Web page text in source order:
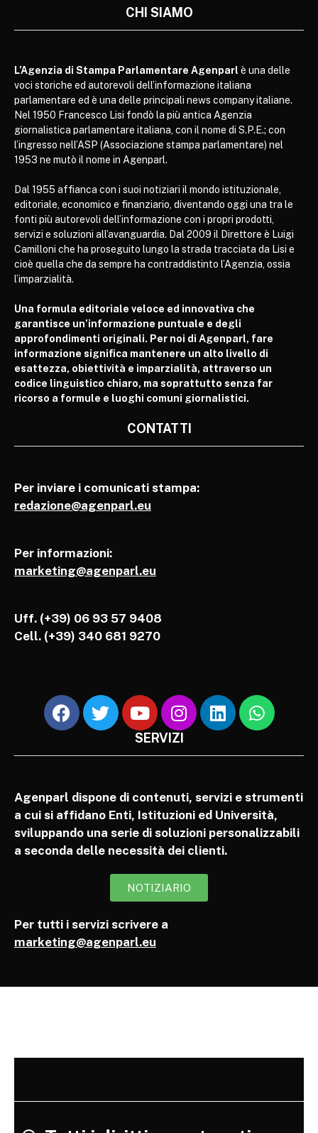
CHI SIAMO
L’Agenzia di Stampa Parlamentare Agenparl è una delle
voci storiche ed autorevoli dell’informazione italiana
parlamentare ed è una delle principali news company italiane.
Nel 1950 Francesco Lisi fondò la più antica Agenzia
giornalistica parlamentare italiana, con il nome di S.P.E.; con
l’ingresso nell’ASP (Associazione stampa parlamentare) nel
1953 ne mutò il nome in Agenparl.
Dal 1955 affianca con i suoi notiziari il mondo istituzionale,
editoriale, economico e finanziario, diventando oggi una tra le
fonti più autorevoli dell’informazione con i propri prodotti,
servizi e soluzioni all’avanguardia. Dal 2009 il Direttore è Luigi
Camilloni che ha proseguito lungo la strada tracciata da Lisi e
cioè quella che da sempre ha contraddistinto l’Agenzia, ossia
l’imparzialità.
Una formula editoriale veloce ed innovativa che
garantisce un’informazione puntuale e degli
approfondimenti originali. Per noi di Agenparl, fare
informazione significa mantenere un alto livello di
esattezza, obiettività e imparzialità, attraverso un
codice linguistico chiaro, ma soprattutto senza far
ricorso a formule e luoghi comuni giornalistici.
CONTATTI
Per inviare i comunicati stampa:
redazione@agenparl.eu
Per informazioni:
marketing@agenparl.eu
Uff. (+39) 06 93 57 9408
Cell. (+39) 340 681 9270
SERVIZI
Agenparl dispone di contenuti, servizi e strumenti
a cui si affidano Enti, Istituzioni ed Università,
sviluppando una serie di soluzioni personalizzabili
a seconda delle necessità dei clienti.
NOTIZIARIO
Per tutti i servizi scrivere a
marketing@agenparl.eu